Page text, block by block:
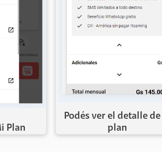
Plan
Podés ver el detalle
plan